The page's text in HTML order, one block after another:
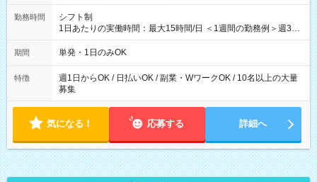
勤務時間
シフト制
1日あたりの実働時間：最大15時間/日 ＜1週間の勤務例＞週3回
勤務 勤務：月・水・金 休み：火・木・土・日 好きな時にお仕事
可能です！ ※1日あたりの最大実働時間は日勤、夜勤共に勤務し
期間 単発・1日のみOK
特徴
週1日からOK / 日払いOK / 副業・WワークOK / 10名以上の大量
募集
気になる！ 応募する 詳細へ